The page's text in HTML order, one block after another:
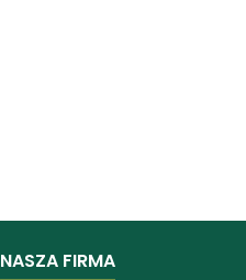
NASZA FIRMA